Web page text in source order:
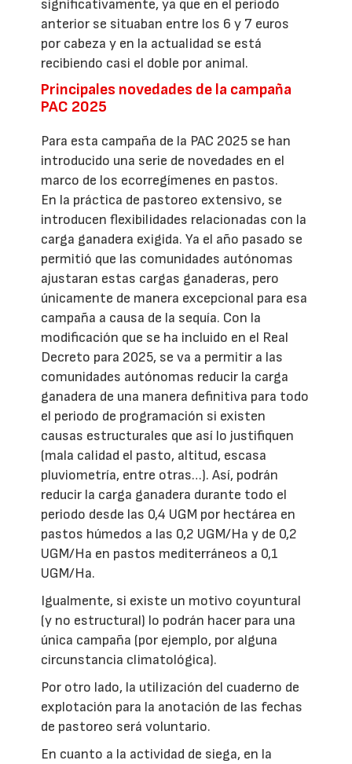
significativamente, ya que en el periodo
anterior se situaban entre los 6 y 7 euros
por cabeza y en la actualidad se está
recibiendo casi el doble por animal.
Principales novedades de la campaña
PAC 2025
Para esta campaña de la PAC 2025 se han
introducido una serie de novedades en el
marco de los ecorregímenes en pastos.
En la práctica de pastoreo extensivo, se
introducen flexibilidades relacionadas con la
carga ganadera exigida. Ya el año pasado se
permitió que las comunidades autónomas
ajustaran estas cargas ganaderas, pero
únicamente de manera excepcional para esa
campaña a causa de la sequía. Con la
modificación que se ha incluido en el Real
Decreto para 2025, se va a permitir a las
comunidades autónomas reducir la carga
ganadera de una manera definitiva para todo
el periodo de programación si existen
causas estructurales que así lo justifiquen
(mala calidad el pasto, altitud, escasa
pluviometría, entre otras…). Así, podrán
reducir la carga ganadera durante todo el
periodo desde las 0,4 UGM por hectárea en
pastos húmedos a las 0,2 UGM/Ha y de 0,2
UGM/Ha en pastos mediterráneos a 0,1
UGM/Ha.
Igualmente, si existe un motivo coyuntural
(y no estructural) lo podrán hacer para una
única campaña (por ejemplo, por alguna
circunstancia climatológica).
Por otro lado, la utilización del cuaderno de
explotación para la anotación de las fechas
de pastoreo será voluntario.
En cuanto a la actividad de siega, en la